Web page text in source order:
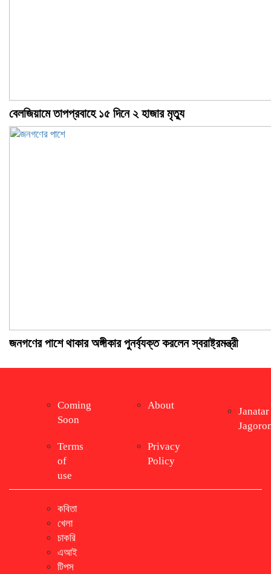
বেলজিয়ামে তাপপ্রবাহে ১৫ দিনে ২ হাজার মৃত্যু
জনগণের পাশে থাকার অঙ্গীকার পুনর্ব্যক্ত করলেন স্বরাষ্ট্রমন্ত্রী
Coming
Soon
About
Janatar
Terms
of
use
Privacy
Policy
কবিতা
খেলা
চাকরি
এআই
টিপস